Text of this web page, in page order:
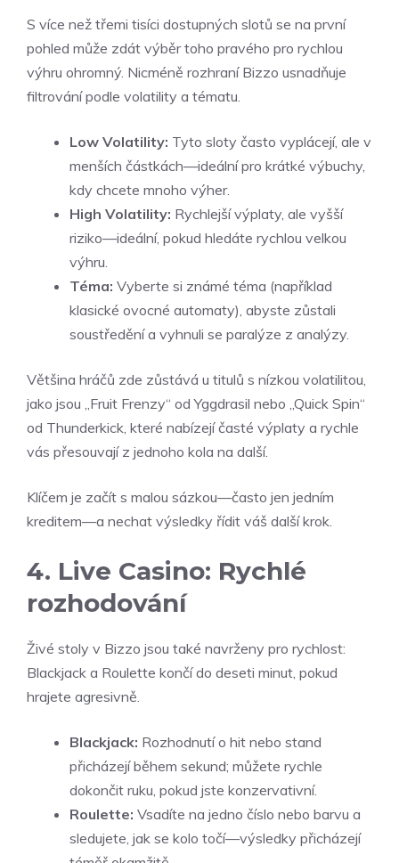
S více než třemi tisíci dostupných slotů se na první
pohled může zdát výběr toho pravého pro rychlou
výhru ohromný. Nicméně rozhraní Bizzo usnadňuje
filtrování podle volatility a tématu.
Low Volatility: Tyto sloty často vyplácejí, ale v
menších částkách—ideální pro krátké výbuchy,
kdy chcete mnoho výher.
High Volatility: Rychlejší výplaty, ale vyšší
riziko—ideální, pokud hledáte rychlou velkou
výhru.
Téma: Vyberte si známé téma (například
klasické ovocné automaty), abyste zůstali
soustředění a vyhnuli se paralýze z analýzy.
Většina hráčů zde zůstává u titulů s nízkou volatilitou,
jako jsou „Fruit Frenzy“ od Yggdrasil nebo „Quick Spin“
od Thunderkick, které nabízejí časté výplaty a rychle
vás přesouvají z jednoho kola na další.
Klíčem je začít s malou sázkou—často jen jedním
kreditem—a nechat výsledky řídit váš další krok.
4. Live Casino: Rychlé
rozhodování
Živé stoly v Bizzo jsou také navrženy pro rychlost:
Blackjack a Roulette končí do deseti minut, pokud
hrajete agresivně.
Blackjack: Rozhodnutí o hit nebo stand
přicházejí během sekund; můžete rychle
dokončit ruku, pokud jste konzervativní.
Roulette: Vsadíte na jedno číslo nebo barvu a
sledujete, jak se kolo točí—výsledky přicházejí